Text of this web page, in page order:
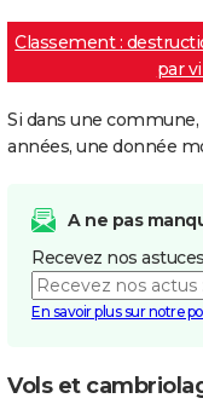
Classement :
par
Si dans une
années, une donnée
A ne pas
Recevez nos
En savoir plus sur notre
Vols et